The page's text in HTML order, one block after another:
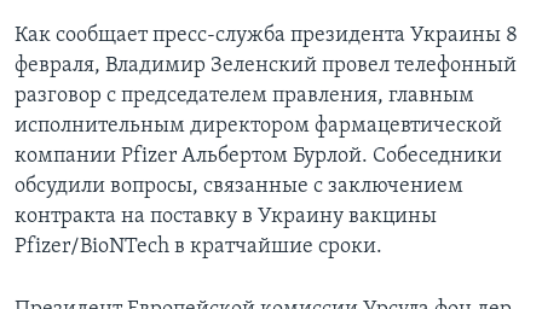
Как сообщает пресс-служба президента Украины 8
февраля, Владимир Зеленский провел телефонный
разговор с председателем правления, главным
исполнительным директором фармацевтической
компании Pfizer Альбертом Бурлой. Собеседники
обсудили вопросы, связанные с заключением
контракта на поставку в Украину вакцины
Pfizer/BioNTech в кратчайшие сроки.